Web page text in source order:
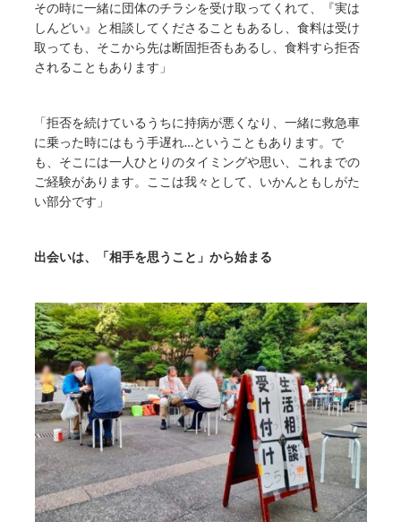
その時に一緒に団体のチラシを受け取ってくれて、『実は
しんどい』と相談してくださることもあるし、食料は受け
取っても、そこから先は断固拒否もあるし、食料すら拒否
されることもあります」
「拒否を続けているうちに持病が悪くなり、一緒に救急車
に乗った時にはもう手遅れ…ということもあります。で
も、そこには一人ひとりのタイミングや思い、これまでの
ご経験があります。ここは我々として、いかんともしがた
い部分です」
出会いは、「相手を思うこと」から始まる